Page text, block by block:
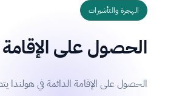
الهجرة والتأشيرات
الحصول على الإقامة
الحصول على الإقامة الدائمة في هولندا